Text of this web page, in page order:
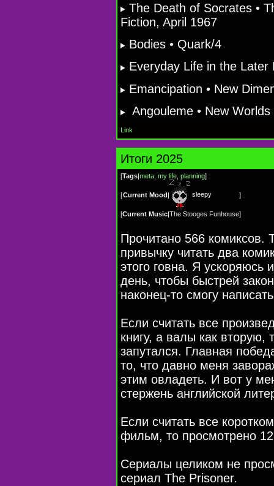
The Death of Socrates •
Fiction, April 1967
Bodies • Quark/4
Everyday Life in the Later
Emancipation • New
Angouleme • New
Link
Итоги 2025
[Tags meta my life planning]
[Current Mood sleepy ]
[Current Music The Stooges Funhouse]
Прочитано 566 комиксов.
привычку читать два
этого говна. Я ускоряюсь
день, чтобы быстрей
наконец-то смогу
Если считать все
книгу, а валы как вторую,
запутался. Главная
то, что давно меня
этим овладеть. И вот у
стержень английской
Если считать все
фильм, то просмотрено
Сериалы целиком не
сериал The Prisoner.